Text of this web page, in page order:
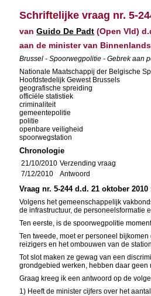
Schriftelijke vraag nr. 5-
vanGuido De Padt (Open Vld)
aan de minister van
Brussel - Spoorwegpolitie - Gebrek aan
Nationale Maatschappij der Belgische
Hoofdstedelijk Gewest Brussels
geografische spreiding
officiële statistiek
criminaliteit
gemeentepolitie
politie
openbare veiligheid
spoorwegstation
Chronologie
21/10/2010 Verzending vraag
7/12/2010
Antwoord
Vraag nr. 5-244 d.d. 21 oktober
Volgens het gemeenschappelijk
de infrastructuur, de personeelsformatie
Ten eerste, is de spoorwegpolitie
Ten tweede, moet er personeel
reizigers en het ombouwen van de
Tot slot maken ze gewag van een
grondgebied werken, hebben daar geen
Graag kreeg ik een antwoord op de
1) Heeft de minister cijfers over het